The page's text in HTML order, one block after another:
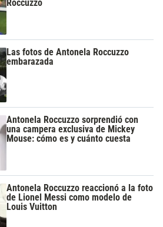
Roccuzzo
Las fotos de Antonela Roccuzzo
embarazada
Antonela Roccuzzo sorprendió con
una campera exclusiva de Mickey
Mouse: cómo es y cuánto cuesta
Antonela Roccuzzo reaccionó a la foto
de Lionel Messi como modelo de
Louis Vuitton